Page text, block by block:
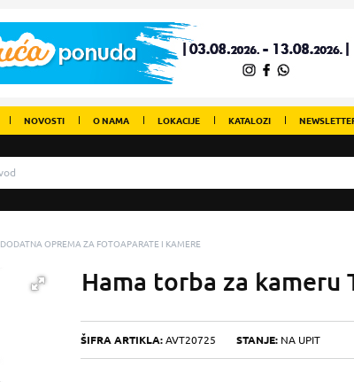
NOVOSTI O NAMA LOKACIJE KATALOZI
DODATNA OPREMA ZA FOTOAPARATE I KAMERE
Hama torba za kameru
ŠIFRA ARTIKLA: AVT20725 STANJE: NA UPIT